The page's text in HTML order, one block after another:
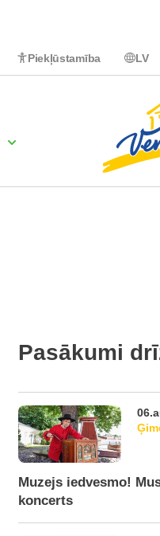
Piekļūstamība LV
Pasākumi
Muzejs iedvesmo!
koncerts